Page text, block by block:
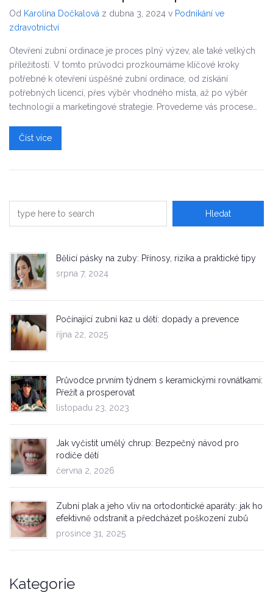
Od Karolína Dočkalová z dubna 3, 2024 v Podnikání ve
zdravotnictví
Otevření zubní ordinace je proces plný výzev, ale také velkých
příležitostí. V tomto průvodci prozkoumáme klíčové kroky
potřebné k otevření úspěšné zubní ordinace, od získání
potřebných licencí, přes výběr vhodného místa, až po výběr
technologií a marketingové strategie. Provedeme vás procesem
zubní praxi.
Číst více
Bělicí pásky na zuby: Přínosy, rizika a praktické tipy
srpna 7, 2024
Počínající zubní kaz u dětí: dopady a prevence
října 22, 2025
Průvodce prvním týdnem s keramickými rovnátkami:
Přežít a prosperovat
listopadu 23, 2023
Jak vyčistit umělý chrup: Bezpečný návod pro
rodiče dětí
června 2, 2026
Zubní plak a jeho vliv na ortodontické aparáty: jak ho
efektivně odstranit a předcházet poškození zubů
prosince 31, 2025
Kategorie